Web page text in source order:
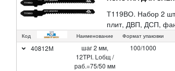
Т119ВО. Набор 2
плит, ДВП, ДСП,
Код Наименование Формат упаковки
40812М
шаг 2 мм,
12TPI. Lобщ /
раб.=75/50 мм
100/1000